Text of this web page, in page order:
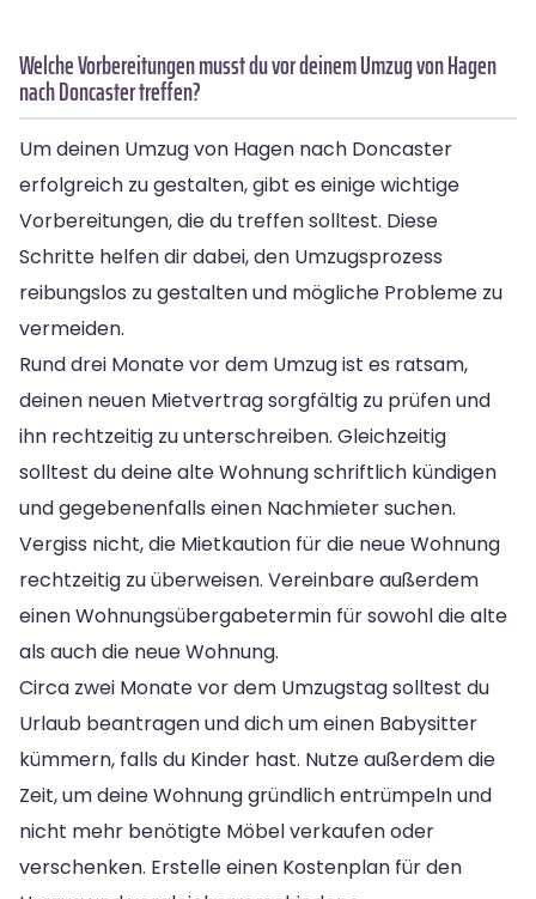
Welche Vorbereitungen musst du vor deinem Umzug von Hagen
nach Doncaster treffen?
Um deinen Umzug von Hagen nach Doncaster
erfolgreich zu gestalten, gibt es einige wichtige
Vorbereitungen, die du treffen solltest. Diese
Schritte helfen dir dabei, den Umzugsprozess
reibungslos zu gestalten und mögliche Probleme zu
vermeiden.
Rund drei Monate vor dem Umzug ist es ratsam,
deinen neuen Mietvertrag sorgfältig zu prüfen und
ihn rechtzeitig zu unterschreiben. Gleichzeitig
solltest du deine alte Wohnung schriftlich kündigen
und gegebenenfalls einen Nachmieter suchen.
Vergiss nicht, die Mietkaution für die neue Wohnung
rechtzeitig zu überweisen. Vereinbare außerdem
einen Wohnungsübergabetermin für sowohl die alte
als auch die neue Wohnung.
Circa zwei Monate vor dem Umzugstag solltest du
Urlaub beantragen und dich um einen Babysitter
kümmern, falls du Kinder hast. Nutze außerdem die
Zeit, um deine Wohnung gründlich entrümpeln und
nicht mehr benötigte Möbel verkaufen oder
verschenken. Erstelle einen Kostenplan für den